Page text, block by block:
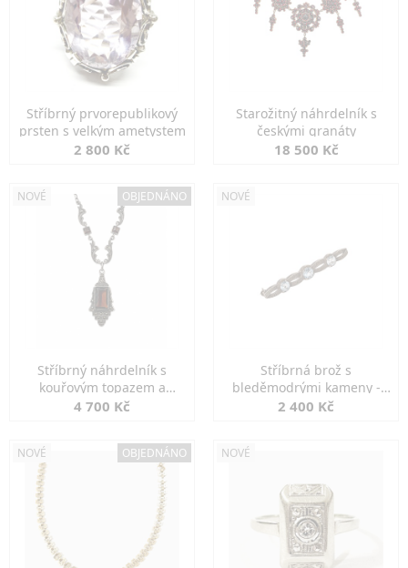
Stříbrný prvorepublikový
prsten s velkým ametystem
2 800 Kč
Starožitný náhrdelník s
českými granáty
18 500 Kč
NOVÉ OBJEDNÁNO
Stříbrný náhrdelník s
kouřovým topazem a
markazity
4 700 Kč
NOVÉ
Stříbrná brož s
bleděmodrými kameny -
jemná elegance
2 400 Kč
NOVÉ OBJEDNÁNO NOVÉ